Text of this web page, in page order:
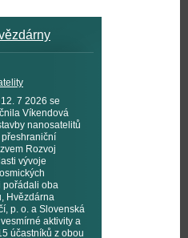
7 2026 se
Víkendová
nanosatelitů
Rozvoj
vývoje
pořádali oba
Hvězdárna
p. o. a Slovenská
aktivity a
účastníků z obou